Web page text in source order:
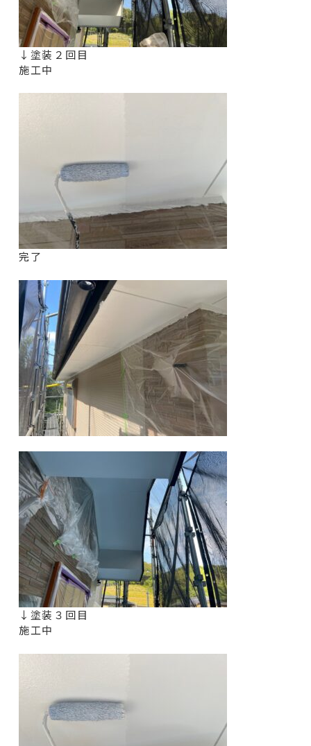
↓塗装２回目
施工中
完了
↓塗装３回目
施工中